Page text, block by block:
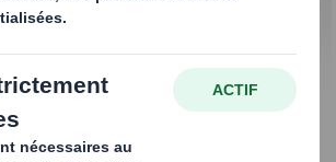
CONTACTEZ-NOUS